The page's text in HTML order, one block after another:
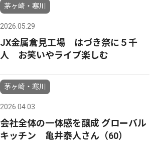
茅ヶ崎・寒川
2026.05.29
JX金属倉見工場 はづき祭に５千
人 お笑いやライブ楽しむ
茅ヶ崎・寒川
2026.04.03
会社全体の一体感を醸成 グローバル
キッチン 亀井泰人さん（60）